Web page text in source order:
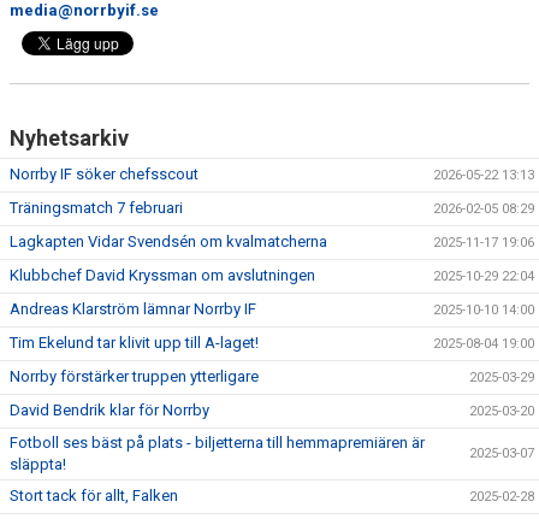
media@norrbyif.se
Nyhetsarkiv
Norrby IF söker chefsscout 2026-05-22 13:13
Träningsmatch 7 februari 2026-02-05 08:29
Lagkapten Vidar Svendsén om kvalmatcherna 2025-11-17 19:06
Klubbchef David Kryssman om avslutningen 2025-10-29 22:04
Andreas Klarström lämnar Norrby IF 2025-10-10 14:00
Tim Ekelund tar klivit upp till A-laget! 2025-08-04 19:00
Norrby förstärker truppen ytterligare 2025-03-29
David Bendrik klar för Norrby 2025-03-20
Fotboll ses bäst på plats - biljetterna till hemmapremiären är
släppta!
2025-03-07
Stort tack för allt, Falken 2025-02-28